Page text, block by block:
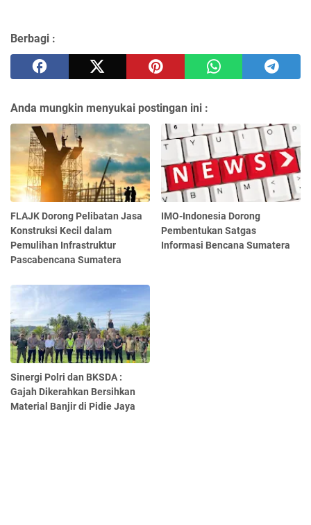
Berbagi :
Anda mungkin menyukai postingan ini :
FLAJK Dorong Pelibatan Jasa
Konstruksi Kecil dalam
Pemulihan Infrastruktur
Pascabencana Sumatera
IMO-Indonesia Dorong
Pembentukan Satgas
Informasi Bencana Sumatera
Sinergi Polri dan BKSDA :
Gajah Dikerahkan Bersihkan
Material Banjir di Pidie Jaya